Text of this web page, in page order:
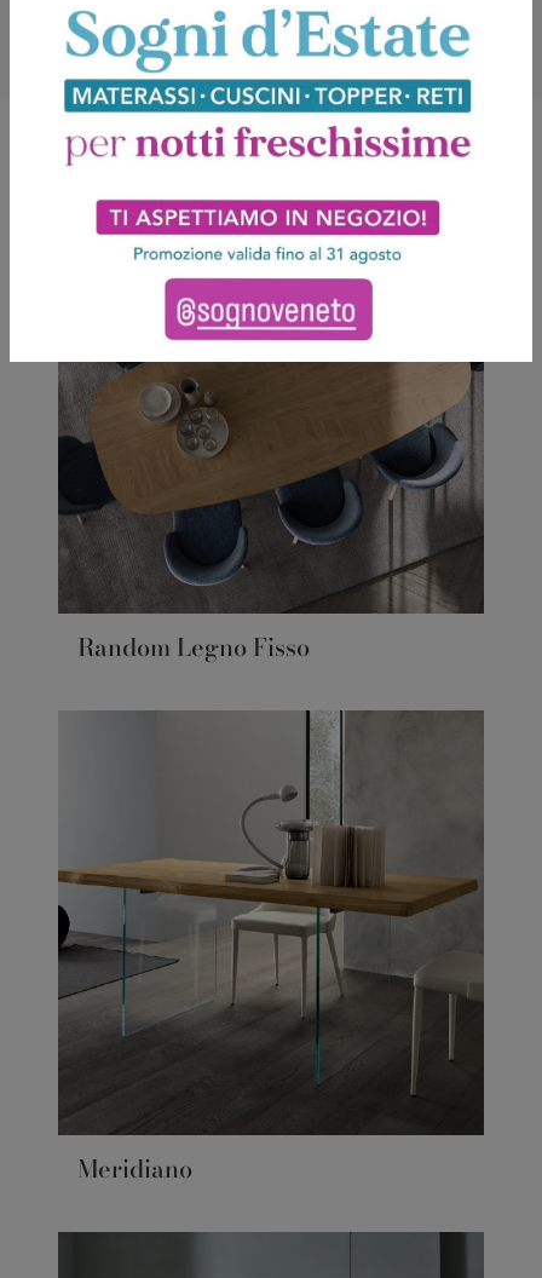
Potrebbero piacerti anche
Random Legno Fisso
Meridiano